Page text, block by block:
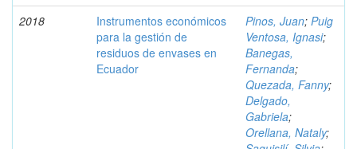
2018
Instrumentos económicos
para la gestión de
residuos de envases en
Ecuador
Pinos, Juan; Puig
Ventosa, Ignasi;
Banegas,
Fernanda;
Quezada, Fanny;
Delgado,
Gabriela;
Orellana, Nataly;